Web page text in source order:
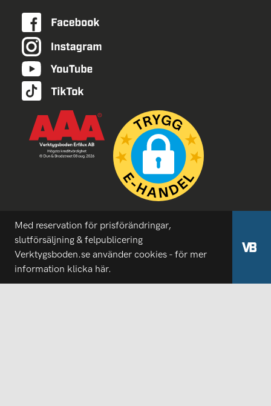
Med reservation för prisförändringar,
slutförsäljning & felpublicering
Verktygsboden.se använder cookies - för mer
information klicka här.